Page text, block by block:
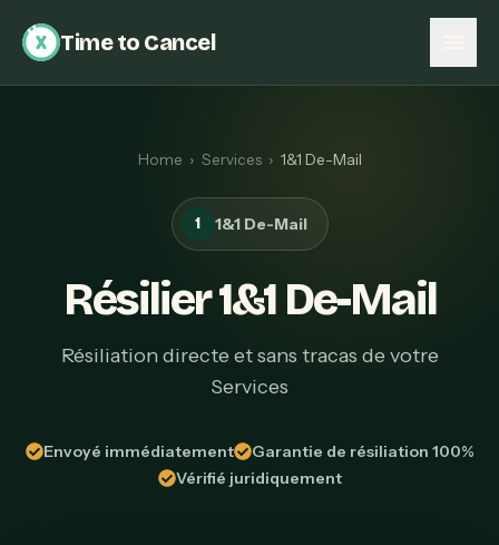
Time to Cancel
Home › Services › 1&1 De-Mail
1 1&1 De-Mail
Résilier 1&1 De-Mail
Résiliation directe et sans tracas de votre
Services
Envoyé immédiatement
Garantie de résiliation 100%
Vérifié juridiquement